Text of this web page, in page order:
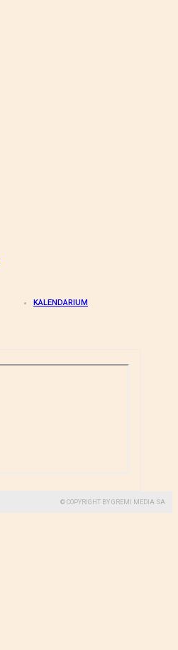
KALENDARIUM
© COPYRIGHT BY GREMI MEDIA SA